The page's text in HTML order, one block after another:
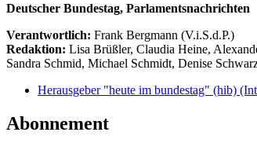
Deutscher Bundestag, Parlamentsnachrichten
Verantwortlich: Frank Bergmann (V.i.S.d.P.)
Redaktion: Lisa Brüßler, Claudia Heine,
Sandra Schmid, Michael Schmidt, Denise
Herausgeber "heute im bundestag" (hib)
Abonnement